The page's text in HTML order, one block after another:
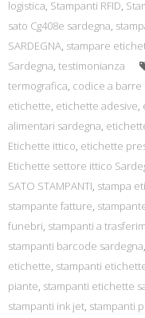
logistica, Stampanti RFID,
sato Cg408e sardegna,
SARDEGNA, stampare
Sardegna, testimonianza
termografica, codice a barre
etichette, etichette adesive,
alimentari sardegna,
Etichette ittico, etichette
Etichette settore ittico
SATO STAMPANTI, stampa
stampante fatture,
funebri, stampanti a
stampanti barcode sardegna,
etichette, stampanti
piante, stampanti etichette
stampanti ink jet, stampanti